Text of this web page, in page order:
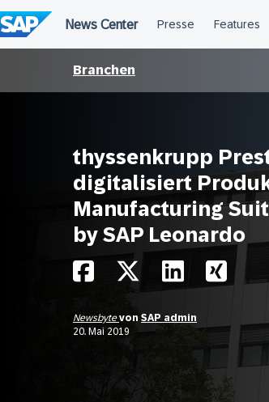
Branchen
thyssenkrupp
digitalisiert
Manufacturing
by SAP Leonardo
Newsbytevon SAP admin
20. Mai 2019